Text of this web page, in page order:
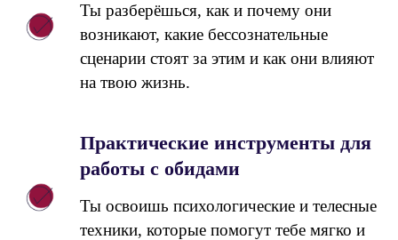
Ты разберёшься, как и почему они
возникают, какие бессознательные
сценарии стоят за этим и как они влияют
на твою жизнь.
Практические инструменты для
работы с обидами
Ты освоишь психологические и телесные
техники, которые помогут тебе мягко и